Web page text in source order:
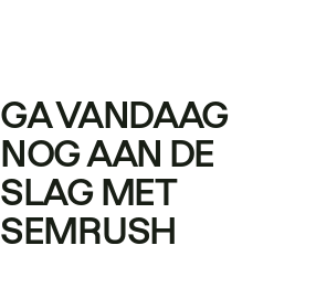
GA VANDAAG
NOG AAN DE
SLAG MET
SEMRUSH